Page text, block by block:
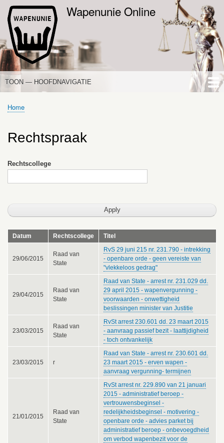
Overslaan
en
Wapenunie Online
HOOFDNAVIGATIE
TOON — HOOFDNAVIGATIE
HOME
NIEUWS
DE WAPENWET
STANDPUNTEN
PORTALEN
OVER WAPENUNIE
Kruimelpad
Home
Rechtspraak
Rechtscollege
Datum Rechtscollege Titel
29/06/2015
Raad van
State
RvS 29 juni 215 nr. 231.790 - intrekking
- openbare orde - geen vereiste van
"vlekkeloos gedrag"
29/04/2015
Raad van
State
Raad van State - arrest nr. 231.029 dd.
29 april 2015 - wapenvergunning -
voorwaarden - onwettigheid
beslissingen minister van Justitie
23/03/2015
Raad van
State
RvSt arrest 230.601 dd. 23 maart 2015
- aanvraag passief bezit - laattijdigheid
- toch ontvankelijk
23/03/2015 r
Raad van State - arrest nr. 230.601 dd.
23 maart 2015 - erven wapen -
aanvraag vergunning- termijnen
21/01/2015
Raad van
State
RvSt arrest nr. 229.890 van 21 januari
2015 - administratief beroep -
vertrouwensbeginsel -
redelijkheidsbeginsel - motivering -
openbare orde - advies parket bij
administratief beroep - onbevoegdheid
om verbod wapenbezit voor de